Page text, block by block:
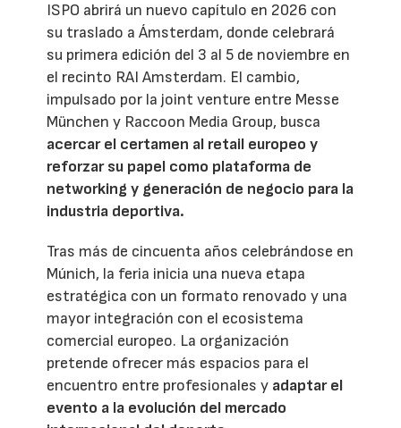
ISPO abrirá un nuevo capítulo en 2026 con
su traslado a Ámsterdam, donde celebrará
su primera edición del 3 al 5 de noviembre en
el recinto RAI Amsterdam. El cambio,
impulsado por la joint venture entre Messe
München y Raccoon Media Group, busca
acercar el certamen al retail europeo y
reforzar su papel como plataforma de
networking y generación de negocio para la
industria deportiva.
Tras más de cincuenta años celebrándose en
Múnich, la feria inicia una nueva etapa
estratégica con un formato renovado y una
mayor integración con el ecosistema
comercial europeo. La organización
pretende ofrecer más espacios para el
encuentro entre profesionales y adaptar el
evento a la evolución del mercado